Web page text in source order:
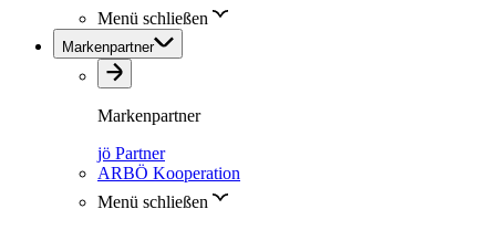
Menü schließen
Markenpartner
Markenpartner
jö Partner
ARBÖ Kooperation
Menü schließen